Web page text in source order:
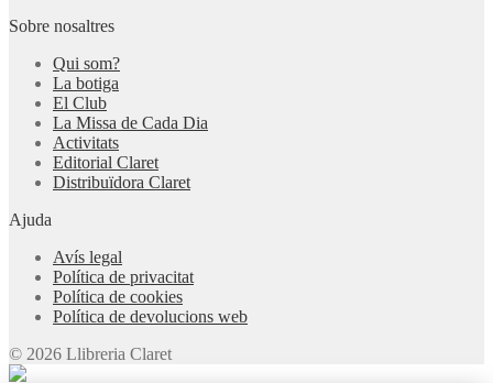
Sobre nosaltres
Qui som?
La botiga
El Club
La Missa de Cada Dia
Activitats
Editorial Claret
Distribuïdora Claret
Ajuda
Avís legal
Política de privacitat
Política de cookies
Política de devolucions web
© 2026 Llibreria Claret